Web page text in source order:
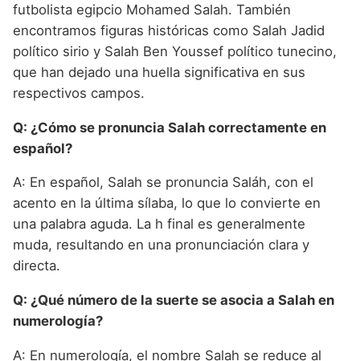
futbolista egipcio Mohamed Salah. También
encontramos figuras históricas como Salah Jadid
político sirio y Salah Ben Youssef político tunecino,
que han dejado una huella significativa en sus
respectivos campos.
Q: ¿Cómo se pronuncia Salah correctamente en
español?
A: En español, Salah se pronuncia Saláh, con el
acento en la última sílaba, lo que lo convierte en
una palabra aguda. La h final es generalmente
muda, resultando en una pronunciación clara y
directa.
Q: ¿Qué número de la suerte se asocia a Salah en
numerología?
A: En numerología, el nombre Salah se reduce al